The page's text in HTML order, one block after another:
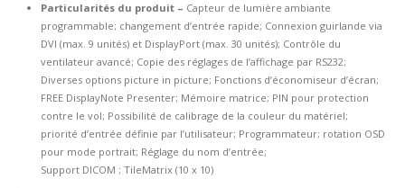
Particularités du produit – Capteur de lumière ambiante
programmable; changement d’entrée rapide; Connexion guirlande via
DVI (max. 9 unités) et DisplayPort (max. 30 unités); Contrôle du
ventilateur avancé; Copie des réglages de l’affichage par RS232;
Diverses options picture in picture; Fonctions d’économiseur d’écran;
FREE DisplayNote Presenter; Mémoire matrice; PIN pour protection
contre le vol; Possibilité de calibrage de la couleur du matériel;
priorité d’entrée définie par l’utilisateur; Programmateur; rotation OSD
pour mode portrait; Réglage du nom d’entrée;
Support DICOM ; TileMatrix (10 x 10)